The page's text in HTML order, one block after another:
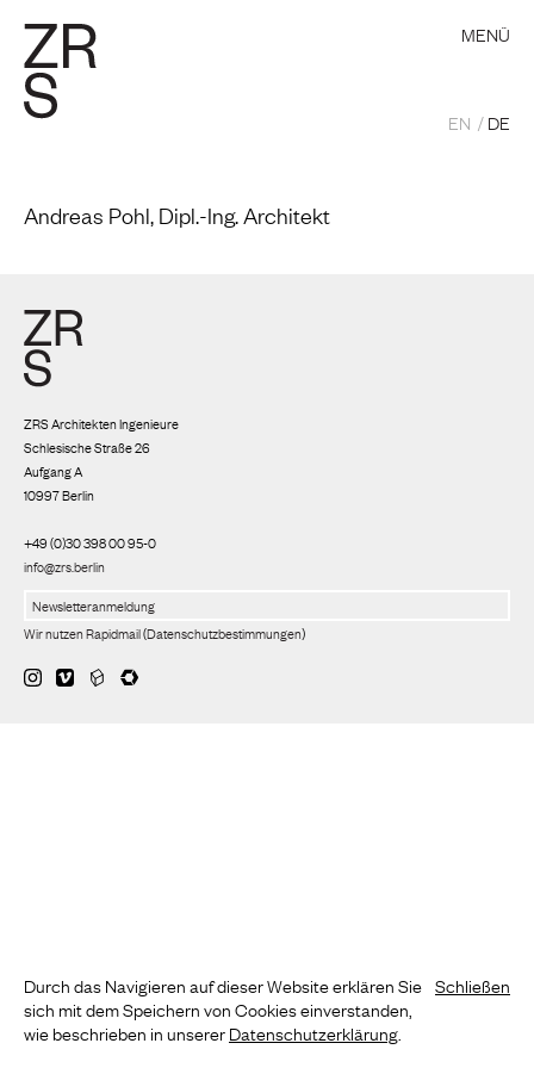
MENÜ
EN DE
Andreas Pohl, Dipl.-Ing. Architekt
ZRS Architekten Ingenieure
Schlesische Straße 26
Aufgang A
10997 Berlin
+49 (0)30 398 00 95-0
info@zrs.berlin
Wir nutzen Rapidmail(Datenschutzbestimmungen)
Durch das Navigieren auf dieser Website erklären Sie
sich mit dem Speichern von Cookies einverstanden,
wie beschrieben in unsererDatenschutzerklärung
Schließen